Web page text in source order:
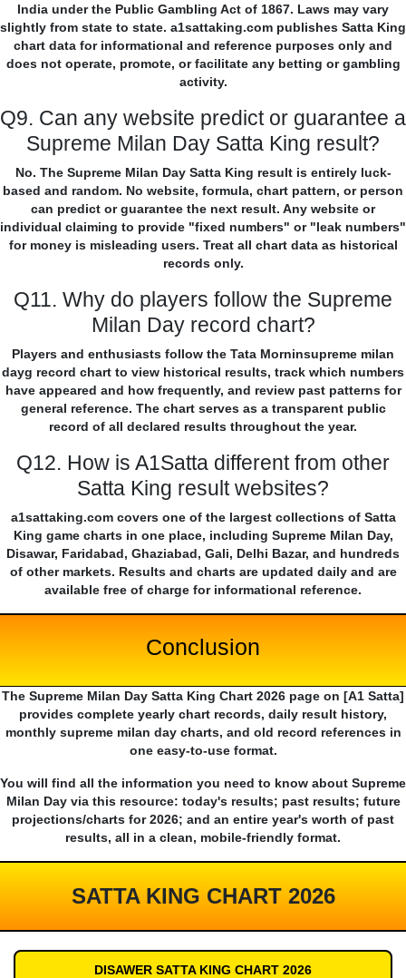
India under the Public Gambling Act of 1867. Laws may vary
slightly from state to state. a1sattaking.com publishes Satta King
chart data for informational and reference purposes only and
does not operate, promote, or facilitate any betting or gambling
activity.
Q9. Can any website predict or guarantee a
Supreme Milan Day Satta King result?
No. The Supreme Milan Day Satta King result is entirely luck-
based and random. No website, formula, chart pattern, or person
can predict or guarantee the next result. Any website or
individual claiming to provide "fixed numbers" or "leak numbers"
for money is misleading users. Treat all chart data as historical
records only.
Q11. Why do players follow the Supreme
Milan Day record chart?
Players and enthusiasts follow the Tata Morninsupreme milan
dayg record chart to view historical results, track which numbers
have appeared and how frequently, and review past patterns for
general reference. The chart serves as a transparent public
record of all declared results throughout the year.
Q12. How is A1Satta different from other
Satta King result websites?
a1sattaking.com covers one of the largest collections of Satta
King game charts in one place, including Supreme Milan Day,
Disawar, Faridabad, Ghaziabad, Gali, Delhi Bazar, and hundreds
of other markets. Results and charts are updated daily and are
available free of charge for informational reference.
Conclusion
The Supreme Milan Day Satta King Chart 2026 page on [A1 Satta]
provides complete yearly chart records, daily result history,
monthly supreme milan day charts, and old record references in
one easy-to-use format.
You will find all the information you need to know about Supreme
Milan Day via this resource: today's results; past results; future
projections/charts for 2026; and an entire year's worth of past
results, all in a clean, mobile-friendly format.
SATTA KING CHART 2026
DISAWER SATTA KING CHART 2026